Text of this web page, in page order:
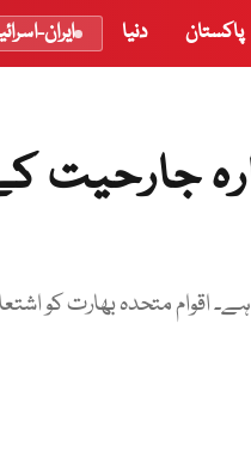
پاکستان دنیا ایران-
جارحیت
اقوام متحدہ بھارت کو